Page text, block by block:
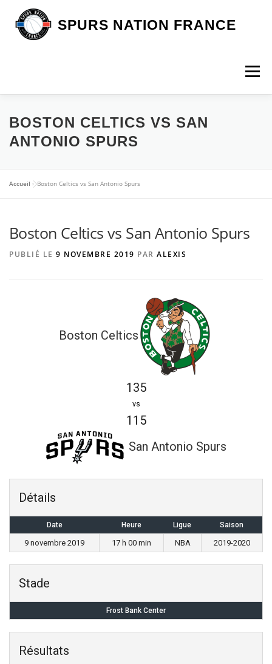
contenu
SPURS NATION FRANCE
Menu
DEVENIR MEMBRE LA BOUTIQUE SNF
BOSTON CELTICS VS SAN
ANTONIO SPURS
Accueil »Boston Celtics vs San Antonio Spurs
Boston Celtics vs San Antonio Spurs
PUBLIÉ LE 9 NOVEMBRE 2019 PAR ALEXIS
Boston Celtics
135
vs
115
San Antonio Spurs
Détails
Date Heure Ligue Saison
9 novembre 2019 17 h 00 min NBA 2019-2020
Stade
Frost Bank Center
Résultats